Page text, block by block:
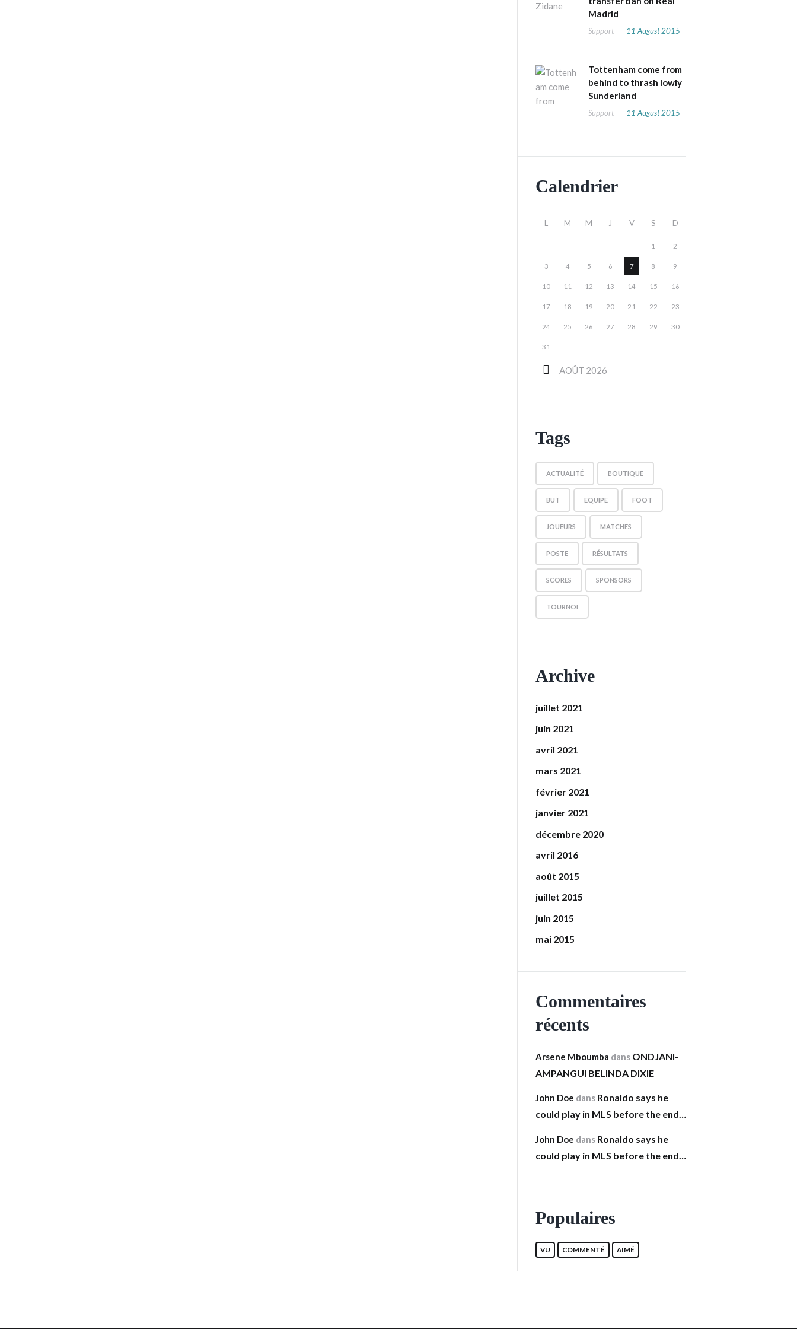
Madrid
Support 11 August 2015
Tottenham come from
behind to thrash lowly
Sunderland
Support 11 August 2015
Calendrier
AOÛT 2026
L M M J V S D
1 2
3 4 5 6 7 8 9
10 11 12 13 14 15 16
17 18 19 20 21 22 23
24 25 26 27 28 29 30
31
Tags
ACTUALITÉ BOUTIQUE
BUT EQUIPE FOOT
JOUEURS MATCHES
POSTE RÉSULTATS
SCORES SPONSORS
TOURNOI
Archive
juillet 2021
juin 2021
avril 2021
mars 2021
février 2021
janvier 2021
décembre 2020
avril 2016
août 2015
juillet 2015
juin 2015
mai 2015
Commentaires
récents
Arsene Mboumba dans ONDJANI-
AMPANGUI BELINDA DIXIE
John Doe dans Ronaldo says he
could play in MLS before the end…
John Doe dans Ronaldo says he
could play in MLS before the end…
Populaires
VU COMMENTÉ AIMÉ